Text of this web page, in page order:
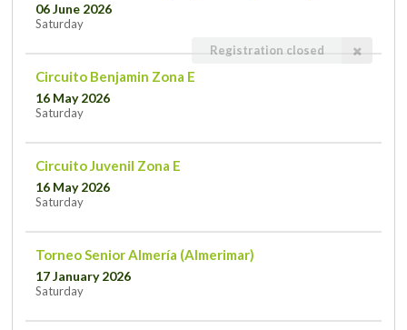
06 June 2026
Saturday
Registration closed
Circuito Benjamin Zona E
16 May 2026
Saturday
Circuito Juvenil Zona E
16 May 2026
Saturday
Torneo Senior Almería (Almerimar)
17 January 2026
Saturday